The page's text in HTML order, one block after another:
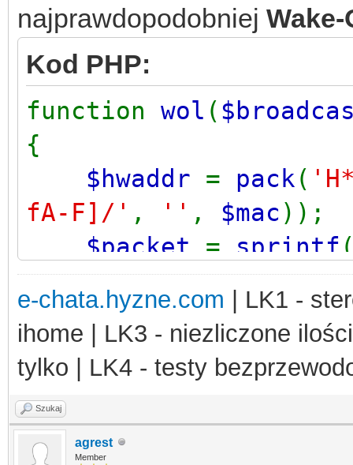
najprawdopodobniej
Kod PHP:
function wol (
{
$hwaddr = pack(
fA-F]/' , '' , $mac ));
$packet = sprintf
'%s%s',
str_repeat
str_repeat (
);
$sock=
OL_UDP);
e-chata.hyzne.com | LK1 -
ihome | LK3 - niezliczone
tylko | LK4 - testy
Szukaj
agrest
Member